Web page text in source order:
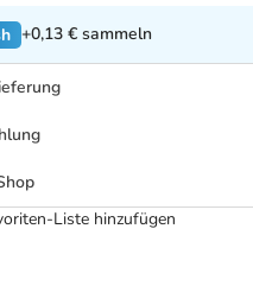
+0,13 € sammeln
Liste hinzufügen